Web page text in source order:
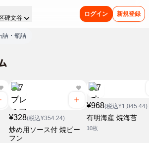
碑文谷
ログイン 新規登録
缶詰・瓶詰
¥328(税込¥354.24)
炒め用ソース付 焼ビー
フン
¥968(税込¥1,045.44)
有明海産 焼海苔
10枚